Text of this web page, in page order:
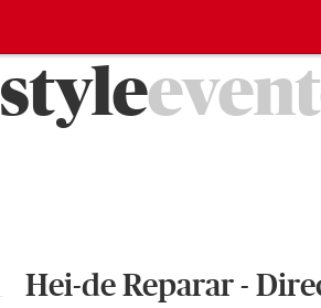
style
Hei-de Reparar -